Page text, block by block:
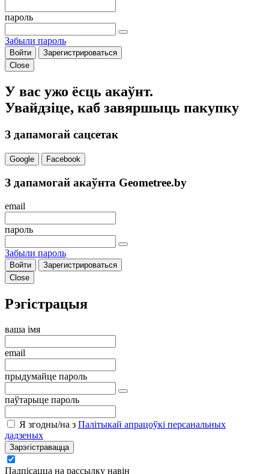
пароль
Забыли пароль
Войти
Зарегистрироваться
Close
У вас ужо ёсць акаўнт.
Увайдзіце, каб завяршыць пакупку
З дапамогай сацсетак
Google Facebook
З дапамогай акаўнта Geometree.by
email
пароль
Забыли пароль
Войти
Зарегистрироваться
Close
Рэгістрацыя
ваша імя
email
прыдумайце пароль
паўтарыце пароль
Я згодны/на з Палітыкай апрацоўкі персанальных
дадзеных
Зарэгістравацца
Падпісацца на рассылку навін